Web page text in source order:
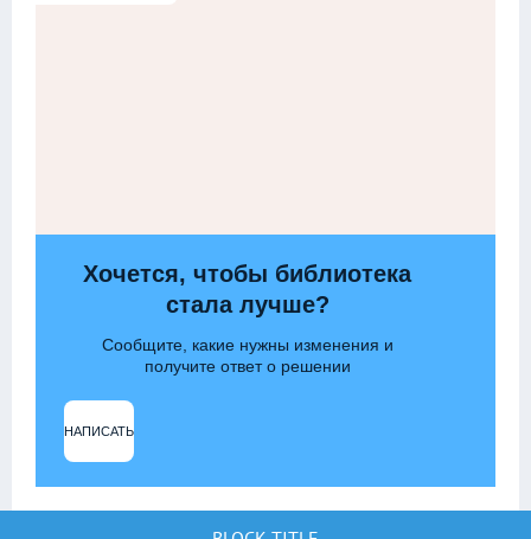
Хочется, чтобы библиотека
стала лучше?
Сообщите, какие нужны изменения и
получите ответ о решении
НАПИСАТЬ